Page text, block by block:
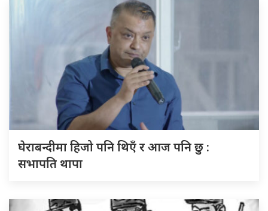
घेराबन्दीमा हिजो पनि थिएँ र आज पनि छु :
सभापति थापा